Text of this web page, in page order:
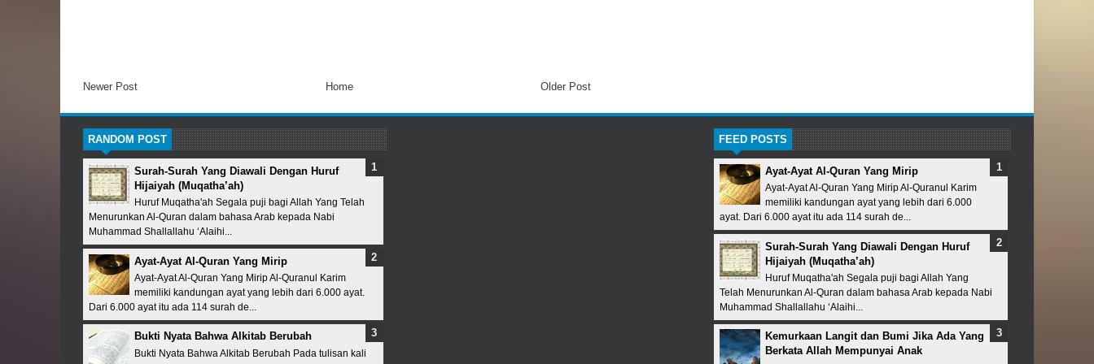
Newer Post Older Post
Home
RANDOM POST
Surah-Surah Yang Diawali Dengan Huruf
Hijaiyah (Muqatha’ah)
Huruf Muqatha'ah Segala puji bagi Allah Yang Telah
Menurunkan Al-Quran dalam bahasa Arab kepada Nabi
Muhammad Shallallahu ‘Alaihi...
Ayat-Ayat Al-Quran Yang Mirip
Ayat-Ayat Al-Quran Yang Mirip Al-Quranul Karim
memiliki kandungan ayat yang lebih dari 6.000 ayat.
Dari 6.000 ayat itu ada 114 surah de...
Bukti Nyata Bahwa Alkitab Berubah
Bukti Nyata Bahwa Alkitab Berubah Pada tulisan kali
FEED POSTS
Ayat-Ayat Al-Quran Yang Mirip
Ayat-Ayat Al-Quran Yang Mirip Al-Quranul Karim
memiliki kandungan ayat yang lebih dari 6.000
ayat. Dari 6.000 ayat itu ada 114 surah de...
Surah-Surah Yang Diawali Dengan Huruf
Hijaiyah (Muqatha’ah)
Huruf Muqatha'ah Segala puji bagi Allah Yang
Telah Menurunkan Al-Quran dalam bahasa Arab kepada Nabi
Muhammad Shallallahu ‘Alaihi...
Kemurkaan Langit dan Bumi Jika Ada Yang
Berkata Allah Mempunyai Anak